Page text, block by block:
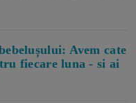
Avem cate
fiecare luna - si ai